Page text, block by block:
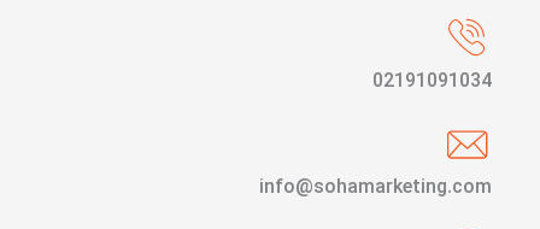
02191091034
info@sohamarketing.com